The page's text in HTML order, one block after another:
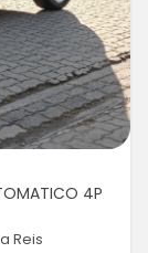
4P
Reis